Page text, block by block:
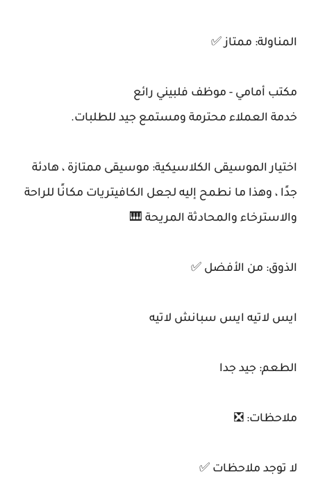
المناولة: ممتاز ✅
مكتب أمامي - موظف فلبيني رائع
خدمة العملاء محترمة ومستمع جيد للطلبات.
اختيار الموسيقى الكلاسيكية: موسيقى ممتازة ، هادئة
جدًا ، وهذا ما نطمح إليه لجعل الكافيتريات مكانًا للراحة
والاسترخاء والمحادثة المريحة 🎹
الذوق: من الأفضل ✅
ايس لاتيه ايس سبانش لاتيه
الطعم: جيد جدا
ملاحظات: ❎
لا توجد ملاحظات ✅